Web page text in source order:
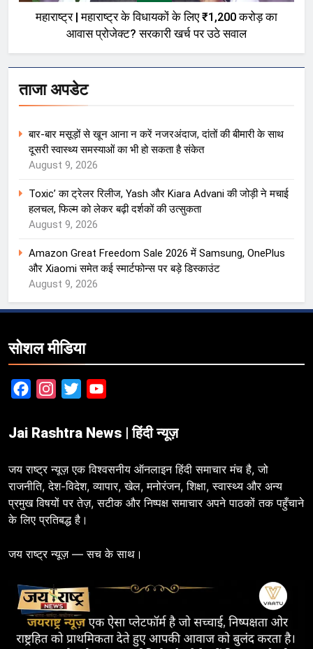
महाराष्ट्र | महाराष्ट्र के विधायकों के लिए ₹1,200 करोड़ का
आवास प्रोजेक्ट? सरकारी खर्च पर उठे सवाल
ताजा अपडेट
बार-बार मसूड़ों से खून आना न करें नजरअंदाज, दांतों की बीमारी के साथ
दूसरी स्वास्थ्य समस्याओं का भी हो सकता है संकेत
August 9, 2026
Toxic’ का ट्रेलर रिलीज, Yash और Kiara Advani की जोड़ी ने मचाई
हलचल, फिल्म को लेकर बढ़ी दर्शकों की उत्सुकता
August 9, 2026
Amazon Great Freedom Sale 2026 में Samsung, OnePlus
और Xiaomi समेत कई स्मार्टफोन्स पर बड़े डिस्काउंट
August 9, 2026
सोशल मीडिया
FacebookInstagram
Twitter
Jai Rashtra News | हिंदी न्यूज़
जय राष्ट्र न्यूज़ एक विश्वसनीय ऑनलाइन हिंदी समाचार मंच है, जो
राजनीति, देश-विदेश, व्यापार, खेल, मनोरंजन, शिक्षा, स्वास्थ्य और अन्य
प्रमुख विषयों पर तेज़, सटीक और निष्पक्ष समाचार अपने पाठकों तक पहुँचाने
के लिए प्रतिबद्ध है।
जय राष्ट्र न्यूज़ — सच के साथ।